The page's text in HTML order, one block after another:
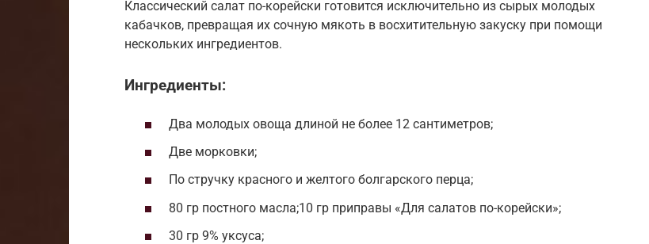
Классический салат по-корейски готовится исключительно из сырых молодых
кабачков, превращая их сочную мякоть в восхитительную закуску при помощи
нескольких ингредиентов.
Ингредиенты:
Два молодых овоща длиной не более 12 сантиметров;
Две морковки;
По стручку красного и желтого болгарского перца;
80 гр постного масла;10 гр приправы «Для салатов по-корейски»;
30 гр 9% уксуса;